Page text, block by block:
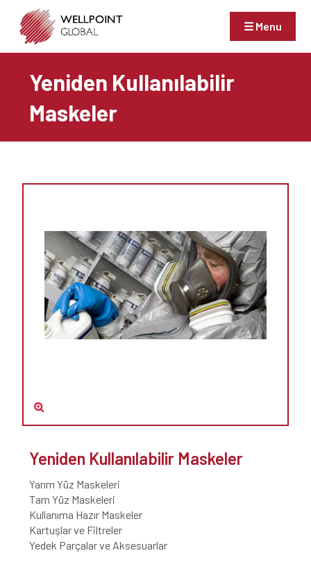
☰ Menu
Yeniden Kullanılabilir
Maskeler
Yeniden Kullanılabilir Maskeler
Yarım Yüz Maskeleri
Tam Yüz Maskeleri
Kullanıma Hazır Maskeler
Kartuşlar ve Filtreler
Yedek Parçalar ve Aksesuarlar